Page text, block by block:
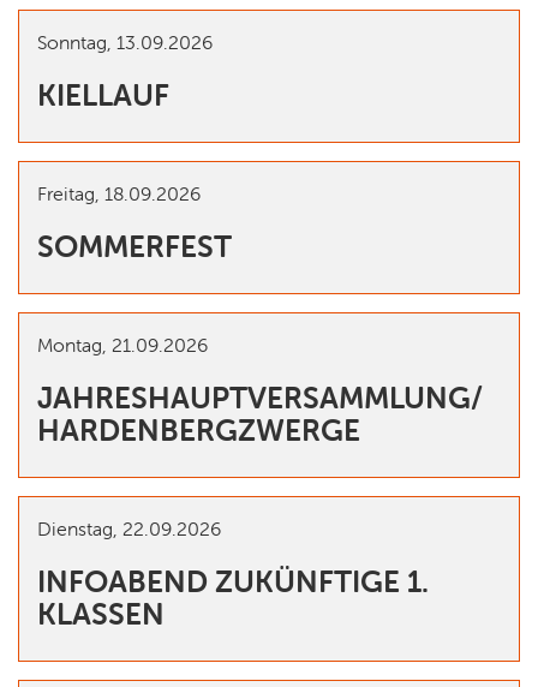
Sonntag, 13.09.2026
KIELLAUF
Freitag, 18.09.2026
SOMMERFEST
Montag, 21.09.2026
JAHRESHAUPTVERSAMMLUNG/
HARDENBERGZWERGE
Dienstag, 22.09.2026
INFOABEND ZUKÜNFTIGE 1.
KLASSEN